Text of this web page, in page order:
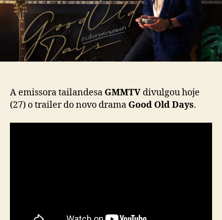
t
i
c
a
o
v
u
l
g
a
t
i
l
A emissora tailandesa GMMTV divulgou hoje
(27) o trailer do novo drama Good Old Days.